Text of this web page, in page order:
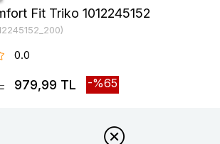
Fit Triko 1012245152
0.0
979,99 TL 65